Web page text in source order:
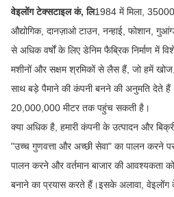
वेइलोंग टेक्सटाइल कं, लि1984 में मिला,
औद्योगिक, दानज़ाओ टाउन, नन्हाई, फोशान,
से अधिक वर्षों के लिए डेनिम फैब्रिक निर्माण में
मशीनों और सक्षम श्रमिकों से लैस हैं, जो हमें
साथ बड़े पैमाने की कंपनी बनने की अनुमति देते
20,000,000 मीटर तक पहुंच सकती है।
क्या अधिक है, हमारी कंपनी के उत्पादन और
"उच्च गुणवत्ता और अच्छी सेवा" का पालन करने
पालन करने और वर्तमान बाजार की आवश्यकता
बनाने का प्रयास करते हैं।इसके अलावा, वेइलोंग